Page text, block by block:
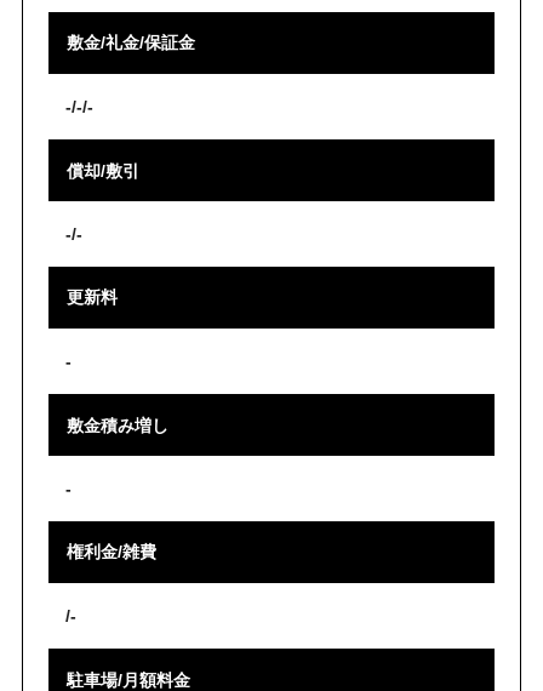
敷金/礼金/保証金
-/-/-
償却/敷引
-/-
更新料
-
敷金積み増し
-
権利金/雑費
/-
駐車場/月額料金